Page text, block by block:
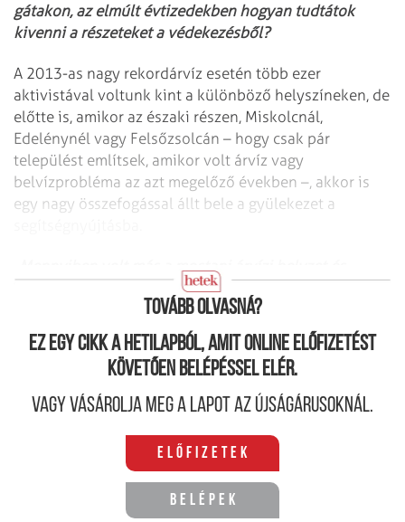
gátakon, az elmúlt évtizedekben hogyan tudtátok
kivenni a részeteket a védekezésből?
A 2013-as nagy rekordárvíz esetén több ezer
aktivistával voltunk kint a különböző helyszíneken, de
előtte is, amikor az északi részen, Miskolcnál,
Edelénynél vagy Felsőzsolcán – hogy csak pár
települést említsek, amikor volt árvíz vagy
belvízprobléma az azt megelőző években –, akkor is
egy nagy összefogással állt bele a gyülekezet a
védekezés az előző éveknél?
Tovább olvasná?
Ez egy cikk a hetilapból, amit online előfizetést
követően belépéssel elér.
Vagy vásárolja meg a lapot az újságárusoknál.
Előfizetek
Belépek